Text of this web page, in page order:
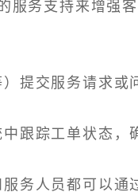
服务支持来增强客
提交服务请求或问
跟踪工单状态，
务人员都可以通